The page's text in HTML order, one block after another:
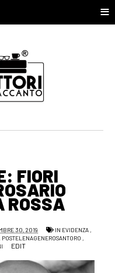
≡
FIORI
ROSSA
30, 2019 IN EVIDENZA ,
POSTELENAGENEROSANTORO ,
EDIT